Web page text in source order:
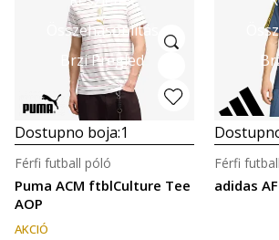
Összehasonlítás
Brzi Pregled
Dostupno boja:1
Puma ACM ftblCulture Tee
AOP
Férfi futball póló
AKCIÓ
adidas
Férfi